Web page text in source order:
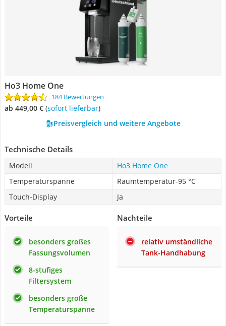
Ho3 Home One
184 Bewertungen
ab 449,00 € ( Sofort lieferbar)
Preisvergleich und weitere Angebote
Technische Details
Modell
Ho3 Home One
Temperaturspanne
Raumtemperatur-95 °C
Touch-Display
Ja
Vorteile
besonders großes
Fassungsvolumen
8-stufiges
Filtersystem
besonders große
Temperaturspanne
Nachteile
relativ umständliche
Tank-Handhabung